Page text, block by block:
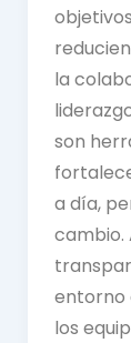
la
son
a día,
cambio.
entorno
los